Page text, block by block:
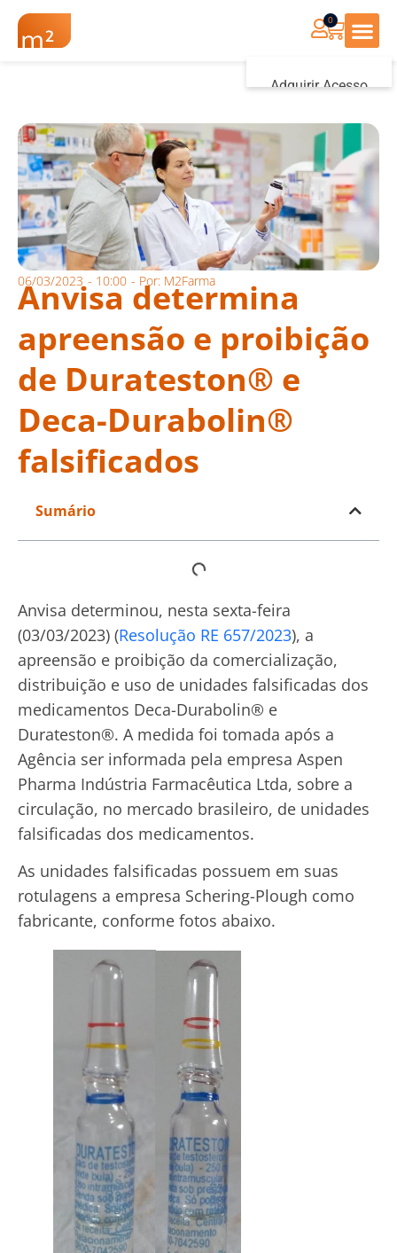
Adquirir Acesso
0
06/03/2023 - 10:00 - Por: M2Farma
Anvisa determina
apreensão e proibição
de Durateston® e
Deca-Durabolin®
falsificados
Sumário
Anvisa determinou, nesta sexta-feira
(03/03/2023) (Resolução RE 657/2023), a
apreensão e proibição da comercialização,
distribuição e uso de unidades falsificadas dos
medicamentos Deca-Durabolin® e
Durateston®. A medida foi tomada após a
Agência ser informada pela empresa Aspen
Pharma Indústria Farmacêutica Ltda, sobre a
circulação, no mercado brasileiro, de unidades
falsificadas dos medicamentos.
As unidades falsificadas possuem em suas
rotulagens a empresa Schering-Plough como
fabricante, conforme fotos abaixo.